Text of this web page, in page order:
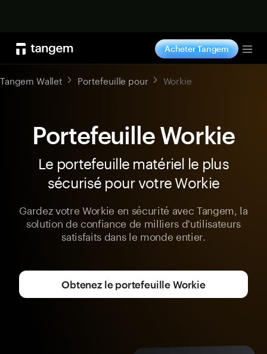
Acheter Tangem
Tangem Wallet Portefeuille pour Workie
Portefeuille Workie
Le portefeuille matériel le plus
sécurisé pour votre Workie
Gardez votre Workie en sécurité avec Tangem, la
solution de confiance de milliers d'utilisateurs
satisfaits dans le monde entier.
Obtenez le portefeuille Workie